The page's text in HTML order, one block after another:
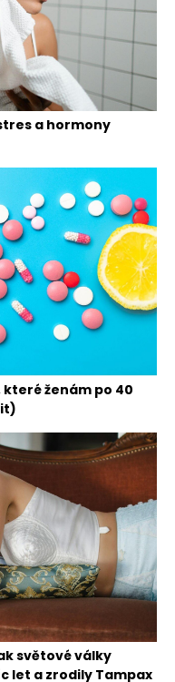
a hormony
ženám po 40
Jak světové války
let a zrodily Tampax